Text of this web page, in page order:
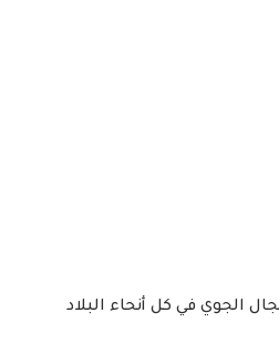
الجوي في كل أنحاء البلاد